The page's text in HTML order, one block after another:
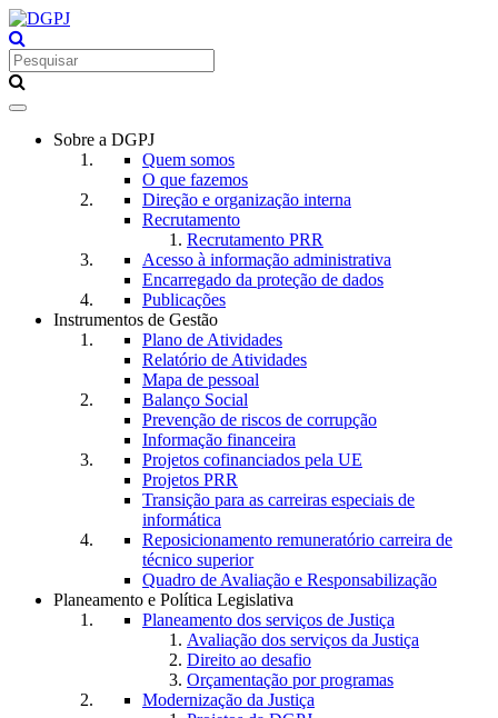
Toggle
navigationSobre a DGPJ
Quem somos
O que fazemos
Direção e organização interna
Recrutamento
Recrutamento PRR
Acesso à informação administrativa
Encarregado da proteção de dados
Publicações
Instrumentos de Gestão
Plano de Atividades
Relatório de Atividades
Mapa de pessoal
Balanço Social
Prevenção de riscos de corrupção
Informação financeira
Projetos cofinanciados pela UE
Projetos PRR
Transição para as carreiras especiais de
informática
Reposicionamento remuneratório carreira de
técnico superior
Quadro de Avaliação e Responsabilização
Planeamento e Política Legislativa
Planeamento dos serviços de Justiça
Avaliação dos serviços da Justiça
Direito ao desafio
Orçamentação por programas
Modernização da Justiça